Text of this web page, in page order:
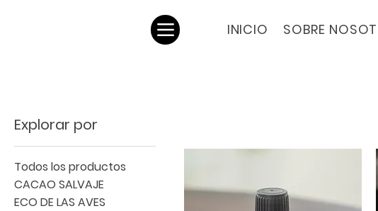
INICIO SOBRE
Explorar por
Todos los productos
CACAO SALVAJE
ECO DE LAS AVES